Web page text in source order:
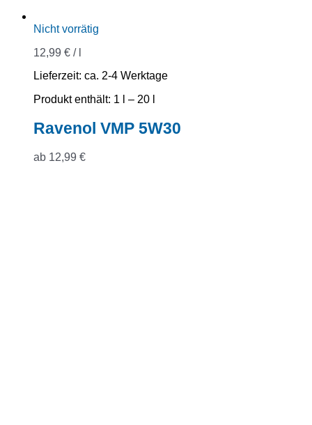
Nicht vorrätig
12,99 € /
Lieferzeit: ca. 2-4 Werktage
Produkt enthält: 1
– 20
Ravenol VMP 5W30
ab 12,99 €